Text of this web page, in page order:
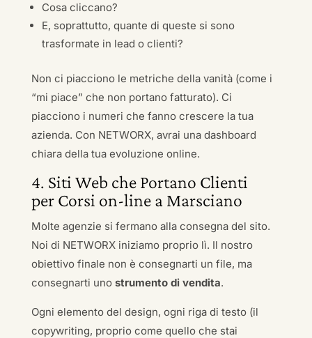
Cosa cliccano?
E, soprattutto, quante di queste si sono
trasformate in lead o clienti?
Non ci piacciono le metriche della vanità (come i
“mi piace” che non portano fatturato). Ci
piacciono i numeri che fanno crescere la tua
azienda. Con NETWORX, avrai una dashboard
chiara della tua evoluzione online.
4. Siti Web che Portano Clienti
per Corsi on-line a Marsciano
Molte agenzie si fermano alla consegna del sito.
Noi di NETWORX iniziamo proprio lì. Il nostro
obiettivo finale non è consegnarti un file, ma
consegnarti uno strumento di vendita.
Ogni elemento del design, ogni riga di testo (il
copywriting, proprio come quello che stai